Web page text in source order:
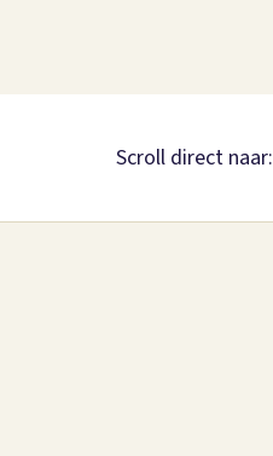
Scroll direct naar: